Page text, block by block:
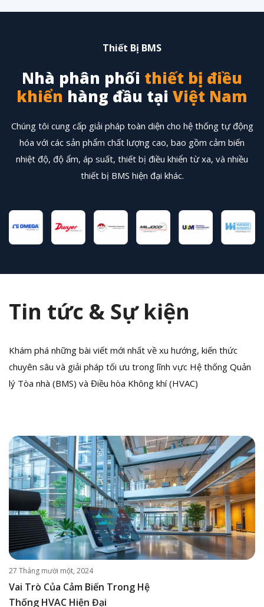
Thiết Bị BMS
Nhà phân phối thiết bị điều
khiển hàng đầu tại Việt Nam
Chúng tôi cung cấp giải pháp toàn diện cho hệ thống tự động
hóa với các sản phẩm chất lượng cao, bao gồm cảm biến
nhiệt độ, độ ẩm, áp suất, thiết bị điều khiển từ xa, và nhiều
thiết bị BMS hiện đại khác.
Tin tức & Sự kiện
Khám phá những bài viết mới nhất về xu hướng, kiến thức
chuyên sâu và giải pháp tối ưu trong lĩnh vực Hệ thống Quản
lý Tòa nhà (BMS) và Điều hòa Không khí (HVAC)
27 Tháng mười một, 2024
Vai Trò Của Cảm Biến Trong Hệ
Thống HVAC Hiện Đại